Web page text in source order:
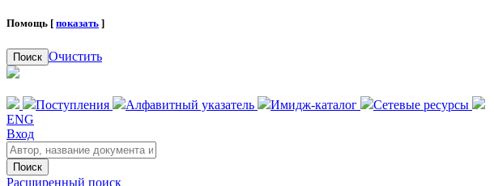
Помощь [ показать ]
Поиск Очистить
Поступления Алфавитный указатель Имидж-каталог
Сетевые ресурсы
ENG
Вход
Поиск
Расширенный поиск